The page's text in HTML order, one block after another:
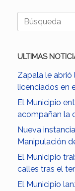
Buscar:
ULTIMAS
Zapala le
licenciados en
El Municipio
acompañan la
Nueva
Manipulación
El Municipio
calles tras el
El Municipio